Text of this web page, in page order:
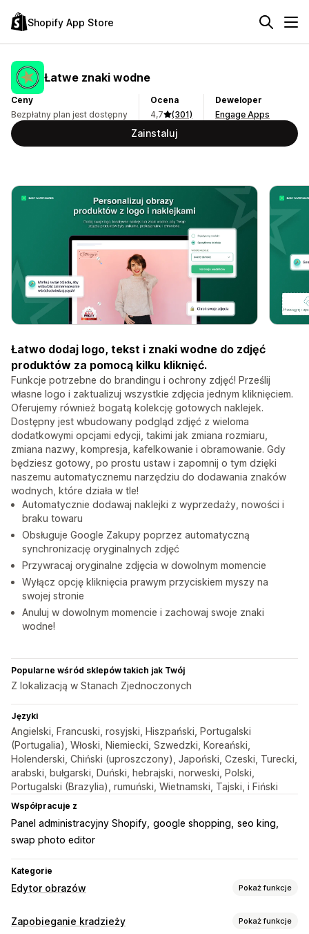
Shopify App Store
Łatwe znaki wodne
Ceny
Bezpłatny plan jest dostępny
Ocena
4,7
(301)
Deweloper
Engage Apps
Zainstaluj
Łatwo dodaj logo, tekst i znaki wodne do zdjęć
produktów za pomocą kilku kliknięć.
Funkcje potrzebne do brandingu i ochrony zdjęć! Prześlij
własne logo i zaktualizuj wszystkie zdjęcia jednym kliknięciem.
Oferujemy również bogatą kolekcję gotowych naklejek.
Dostępny jest wbudowany podgląd zdjęć z wieloma
dodatkowymi opcjami edycji, takimi jak zmiana rozmiaru,
zmiana nazwy, kompresja, kafelkowanie i obramowanie. Gdy
będziesz gotowy, po prostu ustaw i zapomnij o tym dzięki
naszemu automatycznemu narzędziu do dodawania znaków
wodnych, które działa w tle!
Automatycznie dodawaj naklejki z wyprzedaży, nowości i
braku towaru
Obsługuje Google Zakupy poprzez automatyczną
synchronizację oryginalnych zdjęć
Przywracaj oryginalne zdjęcia w dowolnym momencie
Wyłącz opcję kliknięcia prawym przyciskiem myszy na
swojej stronie
Anuluj w dowolnym momencie i zachowaj swoje znaki
wodne!
Popularne wśród sklepów takich jak Twój
Z lokalizacją w Stanach Zjednoczonych
Języki
Angielski, Francuski, rosyjski, Hiszpański, Portugalski
(Portugalia), Włoski, Niemiecki, Szwedzki, Koreański,
Holenderski, Chiński (uproszczony), Japoński, Czeski, Turecki,
arabski, bułgarski, Duński, hebrajski, norweski, Polski,
Portugalski (Brazylia), rumuński, Wietnamski, Tajski, i Fiński
Współpracuje z
Panel administracyjny Shopify google shopping seo king
swap photo editor
Kategorie
Edytor obrazów Pokaż funkcje
Optymalizacja obrazów
Zapobieganie kradzieży Pokaż funkcje